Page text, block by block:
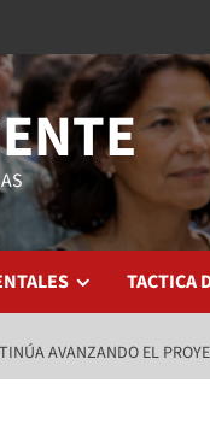
TACTICA
AVANZANDO EL